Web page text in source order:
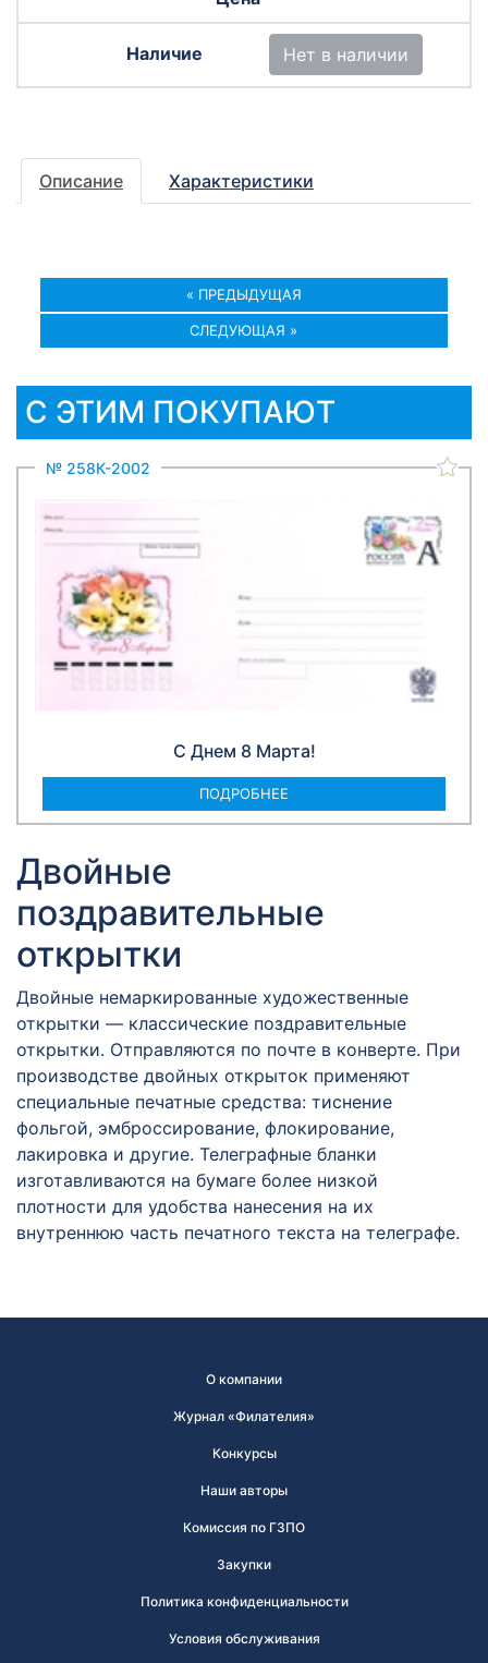
Нет в наличии
Описание Характеристики
« ПРЕДЫДУЩАЯ
СЛЕДУЮЩАЯ »
С ЭТИМ ПОКУПАЮТ
№ 258К-2002
С Днем 8 Марта!
ПОДРОБНЕЕ
Двойные
поздравительные
открытки
Двойные немаркированные художественные
открытки — классические поздравительные
открытки. Отправляются по почте в конверте. При
производстве двойных открыток применяют
специальные печатные средства: тиснение
фольгой, эмброссирование, флокирование,
лакировка и другие. Телеграфные бланки
изготавливаются на бумаге более низкой
плотности для удобства нанесения на их
внутреннюю часть печатного текста на телеграфе.
О компании
Журнал «Филателия»
Конкурсы
Наши авторы
Комиссия по ГЗПО
Закупки
Политика конфиденциальности
Условия обслуживания